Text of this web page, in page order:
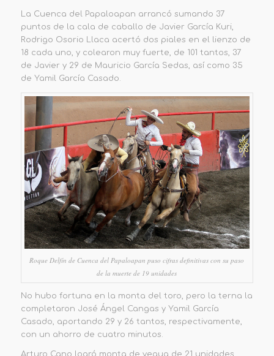
La Cuenca del Papaloapan arrancó sumando 37
puntos de la cala de caballo de Javier García Kuri,
Rodrigo Osorio Llaca acertó dos piales en el lienzo de
18 cada uno, y colearon muy fuerte, de 101 tantos, 37
de Javier y 29 de Mauricio García Sedas, así como 35
de Yamil García Casado.
Roque Delfín de Cuenca del Papaloapan puso cifras definitivas con su paso
de la muerte de 19 unidades
No hubo fortuna en la monta del toro, pero la terna la
completaron José Ángel Cangas y Yamil García
Casado, aportando 29 y 26 tantos, respectivamente,
con un ahorro de cuatro minutos.
Arturo Cano logró monta de yegua de 21 unidades,